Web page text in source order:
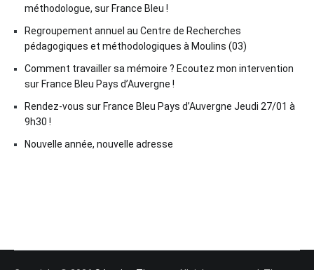
méthodologue, sur France Bleu !
Regroupement annuel au Centre de Recherches
pédagogiques et méthodologiques à Moulins (03)
Comment travailler sa mémoire ? Ecoutez mon intervention
sur France Bleu Pays d’Auvergne !
Rendez-vous sur France Bleu Pays d’Auvergne Jeudi 27/01 à
9h30 !
Nouvelle année, nouvelle adresse